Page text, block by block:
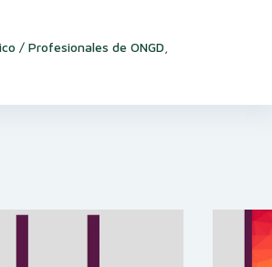
/ Profesionales de ONGD